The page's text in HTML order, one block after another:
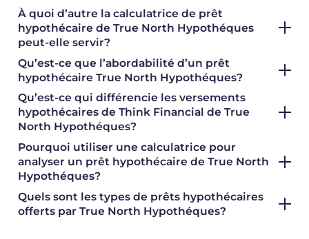
À quoi d’autre la calculatrice de prêt
hypothécaire de True North Hypothéques
peut-elle servir?
Qu’est-ce que l’abordabilité d’un prêt
hypothécaire True North Hypothéques?
Qu’est-ce qui différencie les versements
hypothécaires de Think Financial de True
North Hypothéques?
Pourquoi utiliser une calculatrice pour
analyser un prêt hypothécaire de True North
Hypothéques?
Quels sont les types de prêts hypothécaires
offerts par True North Hypothéques?